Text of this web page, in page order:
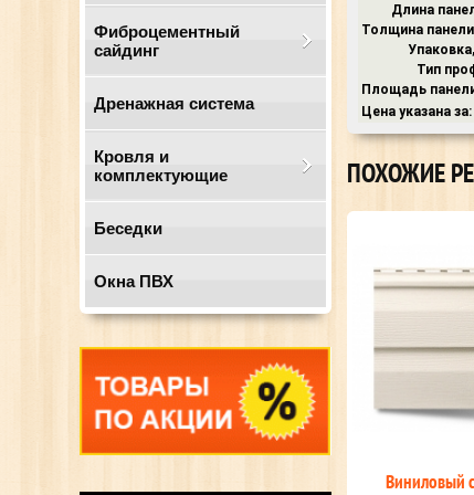
Фиброцементный
сайдинг
Дренажная система
Кровля и
комплектующие
Беседки
Окна ПВХ
Длина
Толщина
Тип
Площадь
Цена указана за:
ПОХОЖИЕ
Виниловый